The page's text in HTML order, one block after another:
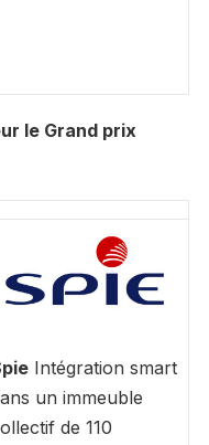
le Grand prix
Intégration smart
un immeuble
de 110